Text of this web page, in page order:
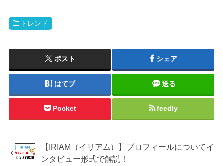
トレンド
ポスト シェア
はてブ 送る
Pocket feedly
【IRIAM（イリアム）】プロフィールについてイ
ンタビュー形式で解説！